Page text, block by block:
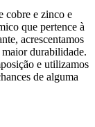
cobre e zinco e
que pertence à
acrescentamos
durabilidade.
e utilizamos
de alguma